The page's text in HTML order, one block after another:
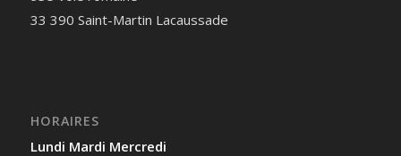
33 390 Saint-Martin Lacaussade
HORAIRES
Lundi Mardi Mercredi